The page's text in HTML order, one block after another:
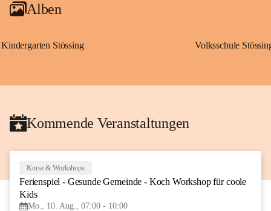
Alben
Kindergarten Stössing Volksschule
Kommende Veranstaltungen
AUG
Kurse & Workshops
Ferienspiel - Gesunde Gemeinde - Koch Workshop für coole
Kids
Mo., 10. Aug., 07:00 - 10:00